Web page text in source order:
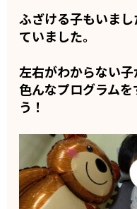
ふざける子もいま
ていました。
左右がわからない子
色んなプログラム
う！